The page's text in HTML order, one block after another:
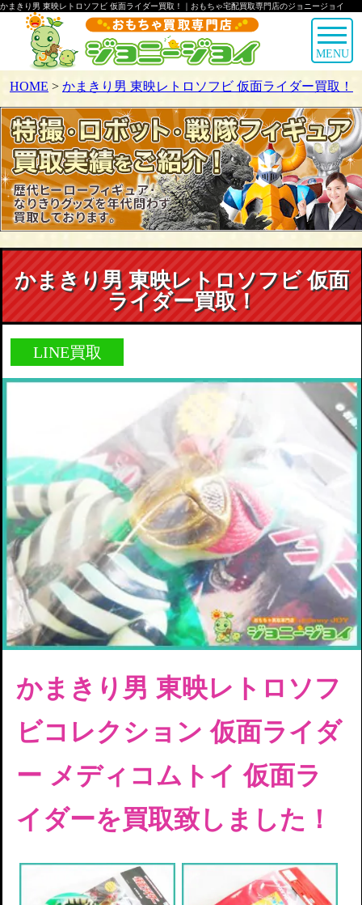
かまきり男 東映レトロソフビ 仮面ライダー買取！｜おもちゃ宅配買取専門店のジョニージョイ
MENU
HOME > かまきり男 東映レトロソフビ 仮面ライダー買取！
かまきり男 東映レトロソフビ 仮面
ライダー買取！
LINE買取
かまきり男 東映レトロソフ
ビコレクション 仮面ライダ
ー メディコムトイ 仮面ラ
イダーを買取致しました！